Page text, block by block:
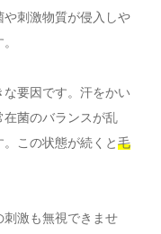
刺激物質が侵入しや
要因です。汗をかい
菌のバランスが乱
この状態が続くと毛
激も無視できませ